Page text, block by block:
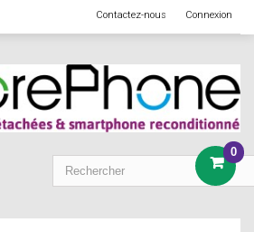
Connexion
Contactez-nous
0